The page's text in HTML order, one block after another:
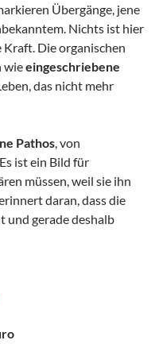
Übergänge, jene
Nichts ist hier
Die organischen
wieeingeschriebene
das nicht mehr
Pathos , von
. Es ist ein Bild für
müssen, weil sie ihn
daran, dass die
und gerade deshalb